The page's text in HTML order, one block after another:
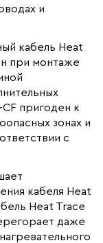
Великобритания
134
обогрев
FSS
Фторполимер
и
кабель Heat
при монтаже
пригоден к
зонах и
с
кабеля Heat
Heat Trace
даже